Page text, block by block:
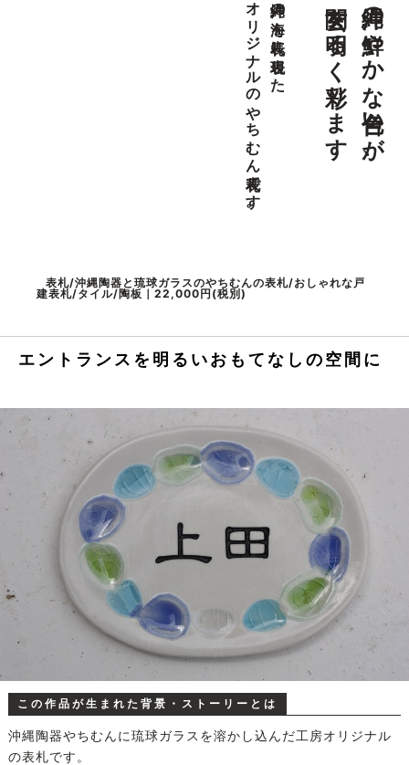
沖縄の鮮やかな色合いが、
玄関を明るく彩ります
沖縄の海を表札に表現した
オリジナルのやちむん表札です。
表札/沖縄陶器と琉球ガラスのやちむんの表札/おしゃれな戸
建表札/タイル/陶板｜22,000円(税別)
エントランスを明るいおもてなしの空間に
この作品が生まれた背景・ストーリーとは
沖縄陶器やちむんに琉球ガラスを溶かし込んだ工房オリジナル
の表札です。